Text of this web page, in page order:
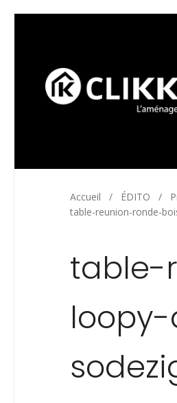
Accueil / ÉDITO /
table-reunion-ronde-
table-